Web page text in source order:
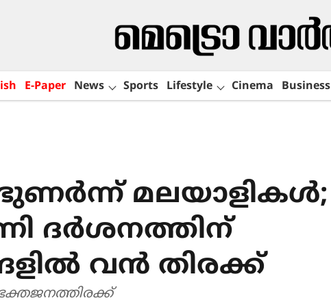
E-Paper News Sports Lifestyle Cinema Business
മലയാളികൾ;
ദർശനത്തിന്​
വൻ തിരക്ക്